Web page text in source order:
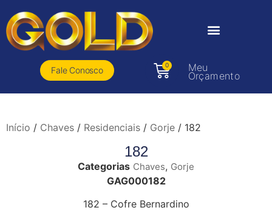
Fale Conosco
0 Meu
Orçamento
Início / Chaves / Residenciais / Gorje / 182
182
Categorias Chaves, Gorje
GAG000182
182 – Cofre Bernardino